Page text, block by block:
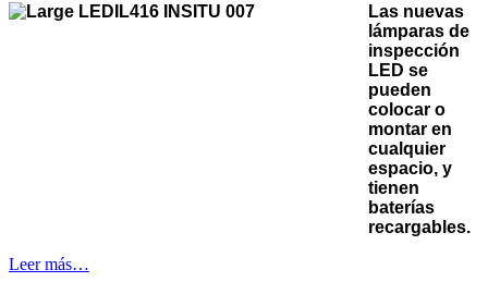
Las nuevas
lámparas de
inspección
LED se
pueden
colocar o
montar en
cualquier
espacio, y
tienen
baterías
recargables.
Leer más…